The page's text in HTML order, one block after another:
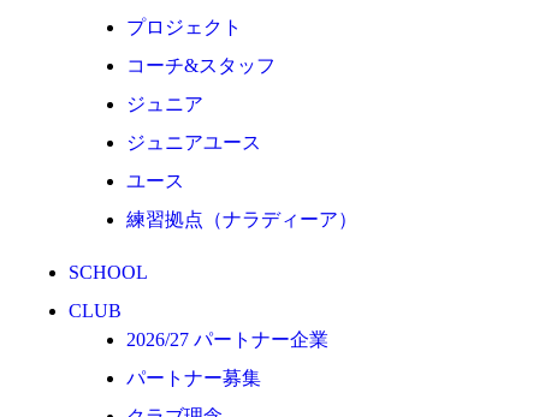
Web制作支援
応援プロジェクト
プロジェクト
コーチ&スタッフ
ジュニア
ジュニアユース
ユース
練習拠点（ナラディーア）
SCHOOL
CLUB
2026/27 パートナー企業
パートナー募集